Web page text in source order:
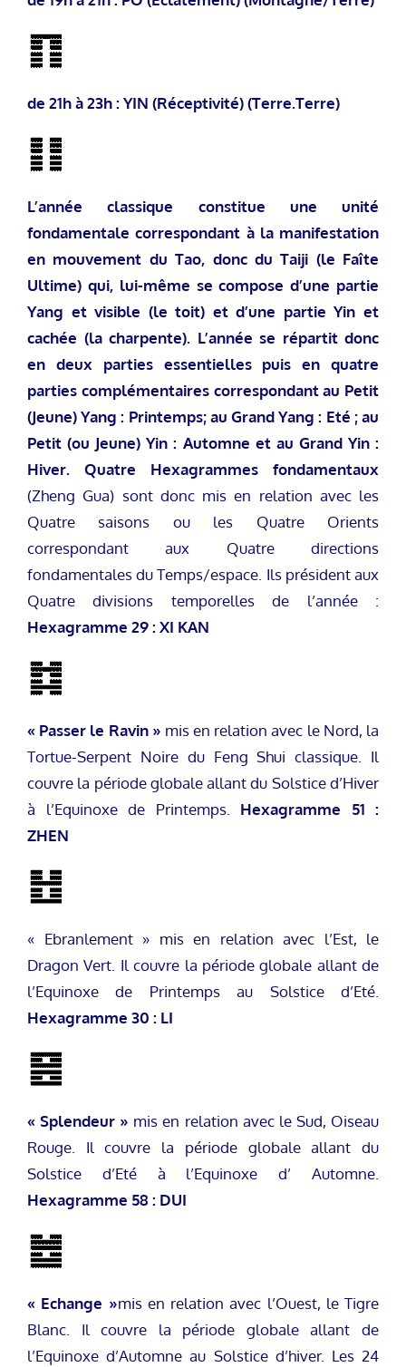
de 21h à 23h : YIN (Réceptivité) (Terre.Terre)
L’année classique constitue une unité
fondamentale correspondant à la manifestation
en mouvement du Tao, donc du Taiji (le Faîte
Ultime) qui, lui-même se compose d’une partie
Yang et visible (le toit) et d’une partie Yin et
cachée (la charpente). L’année se répartit donc
en deux parties essentielles puis en quatre
parties complémentaires correspondant au Petit
(Jeune) Yang : Printemps; au Grand Yang : Eté ; au
Petit (ou Jeune) Yin : Automne et au Grand Yin :
Hiver.
Quatre Hexagrammes fondamentaux
(Zheng Gua) sont donc mis en relation avec les
Quatre saisons ou les Quatre Orients
correspondant aux Quatre directions
fondamentales du Temps/espace. Ils président aux
Quatre divisions temporelles de l’année :
Hexagramme 29 : XI KAN
« Passer le Ravin » mis en relation avec le Nord, la
Tortue-Serpent Noire du Feng Shui classique. Il
couvre la période globale allant du Solstice d’Hiver
à l’Equinoxe de Printemps. Hexagramme 51 :
ZHEN
« Ebranlement » mis en relation avec l’Est, le
Dragon Vert. Il couvre la période globale allant de
l’Equinoxe de Printemps au Solstice d’Eté.
Hexagramme 30 : LI
« Splendeur » mis en relation avec le Sud, Oiseau
Rouge. Il couvre la période globale allant du
Solstice d’Eté à l’Equinoxe d’ Automne.
Hexagramme 58 : DUI
« Echange »mis en relation avec l’Ouest, le Tigre
Blanc. Il couvre la période globale allant de
l’Equinoxe d’Automne au Solstice d’hiver. Les 24